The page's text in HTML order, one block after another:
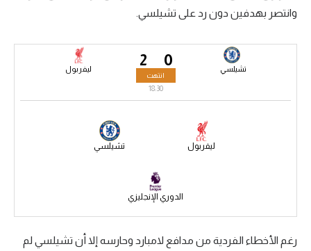
الدوري الإنجليزي
دوري أبطال أوروبا
كرة يد
وانتصر بهدفين دون رد على تشيلسي.
0 تشيلسي 2 ليفربول
انتهت
18:30
ليفربول تشيلسي
الدوري الإنجليزي
رغم الأخطاء الفردية من مدافع لامبارد وحارسه إلا أن تشيلسي لم